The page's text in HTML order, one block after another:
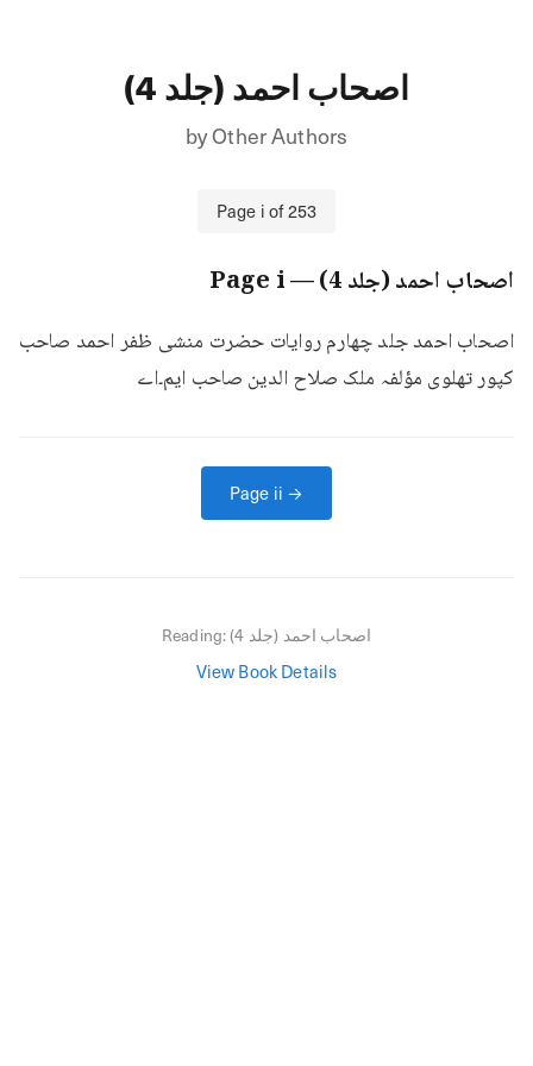
اصحاب احمد (جلد 4)
byOther Authors
Page i of253
اصحاب احمد (جلد 4) — Page
i
کپور تھلوی مؤلفہ ملک صلاح الدین صاحب ایم۔اے
Page ii →
Reading: اصحاب احمد (جلد 4)
View Book Details